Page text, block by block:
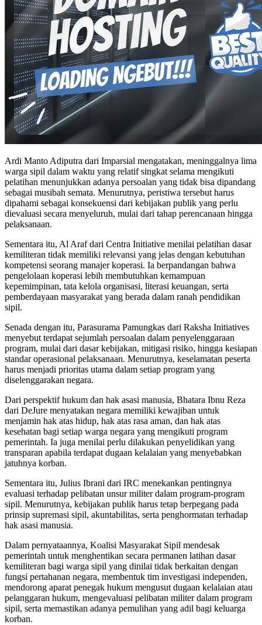
Ardi Manto Adiputra dari Imparsial mengatakan, meninggalnya lima
warga sipil dalam waktu yang relatif singkat selama mengikuti
pelatihan menunjukkan adanya persoalan yang tidak bisa dipandang
sebagai musibah semata. Menurutnya, peristiwa tersebut harus
dipahami sebagai konsekuensi dari kebijakan publik yang perlu
dievaluasi secara menyeluruh, mulai dari tahap perencanaan hingga
pelaksanaan.
Sementara itu, Al Araf dari Centra Initiative menilai pelatihan dasar
kemiliteran tidak memiliki relevansi yang jelas dengan kebutuhan
kompetensi seorang manajer koperasi. Ia berpandangan bahwa
pengelolaan koperasi lebih membutuhkan kemampuan
kepemimpinan, tata kelola organisasi, literasi keuangan, serta
pemberdayaan masyarakat yang berada dalam ranah pendidikan
sipil.
Senada dengan itu, Parasurama Pamungkas dari Raksha Initiatives
menyebut terdapat sejumlah persoalan dalam penyelenggaraan
program, mulai dari dasar kebijakan, mitigasi risiko, hingga kesiapan
standar operasional pelaksanaan. Menurutnya, keselamatan peserta
harus menjadi prioritas utama dalam setiap program yang
diselenggarakan negara.
Dari perspektif hukum dan hak asasi manusia, Bhatara Ibnu Reza
dari DeJure menyatakan negara memiliki kewajiban untuk
menjamin hak atas hidup, hak atas rasa aman, dan hak atas
kesehatan bagi setiap warga negara yang mengikuti program
pemerintah. Ia juga menilai perlu dilakukan penyelidikan yang
transparan apabila terdapat dugaan kelalaian yang menyebabkan
jatuhnya korban.
Sementara itu, Julius Ibrani dari IRC menekankan pentingnya
evaluasi terhadap pelibatan unsur militer dalam program-program
sipil. Menurutnya, kebijakan publik harus tetap berpegang pada
prinsip supremasi sipil, akuntabilitas, serta penghormatan terhadap
hak asasi manusia.
Dalam pernyataannya, Koalisi Masyarakat Sipil mendesak
pemerintah untuk menghentikan secara permanen latihan dasar
kemiliteran bagi warga sipil yang dinilai tidak berkaitan dengan
fungsi pertahanan negara, membentuk tim investigasi independen,
mendorong aparat penegak hukum mengusut dugaan kelalaian atau
pelanggaran hukum, mengevaluasi pelibatan militer dalam program
sipil, serta memastikan adanya pemulihan yang adil bagi keluarga
korban.